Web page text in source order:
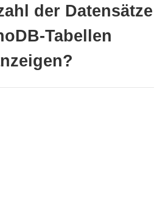
der Datensätze
Tabellen